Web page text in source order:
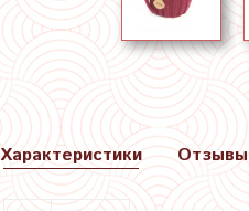
Характеристики Отзывы